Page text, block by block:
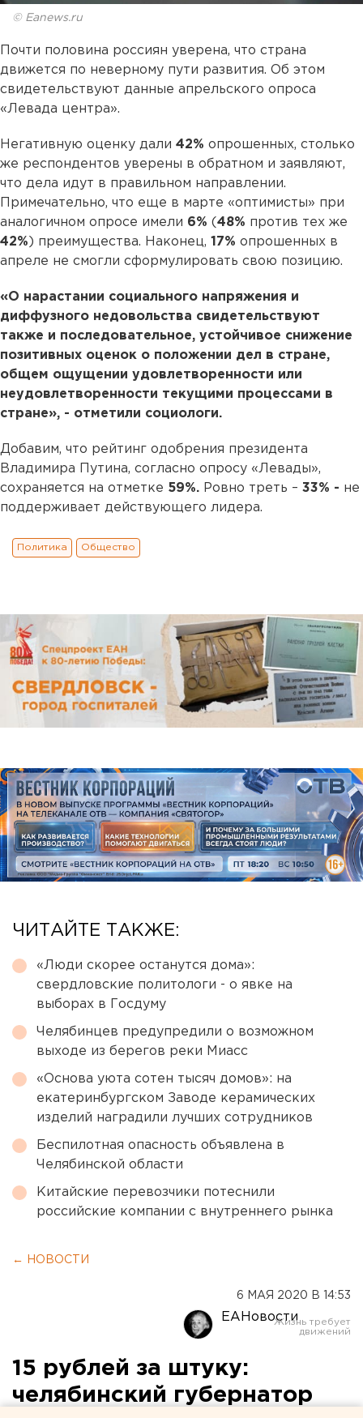
© Eanews.ru
Почти половина россиян уверена, что страна
движется по неверному пути развития. Об этом
свидетельствуют данные апрельского опроса
«Левада центра».
Негативную оценку дали 42% опрошенных, столько
же респондентов уверены в обратном и заявляют,
что дела идут в правильном направлении.
Примечательно, что еще в марте «оптимисты» при
аналогичном опросе имели 6% ( 48% против тех же
42% ) преимущества. Наконец, 17% опрошенных в
апреле не смогли сформулировать свою позицию.
«О нарастании социального напряжения и
диффузного недовольства свидетельствуют
также и последовательное, устойчивое снижение
позитивных оценок о положении дел в стране,
общем ощущении удовлетворенности или
неудовлетворенности текущими процессами в
стране», - отметили социологи.
Добавим, что рейтинг одобрения президента
Владимира Путина, согласно опросу «Левады»,
сохраняется на отметке 59%. Ровно треть – 33% - не
поддерживает действующего лидера.
Политика Общество
ЧИТАЙТЕ ТАКЖЕ:
«Люди скорее останутся дома»:
свердловские политологи - о явке на
выборах в Госдуму
Челябинцев предупредили о возможном
выходе из берегов реки Миасс
«Основа уюта сотен тысяч домов»: на
екатеринбургском Заводе керамических
изделий наградили лучших сотрудников
Беспилотная опасность объявлена в
Челябинской области
Китайские перевозчики потеснили
российские компании с внутреннего рынка
← НОВОСТИ
6 МАЯ 2020 В 14:53
ЕАНовости
15 рублей за штуку:
челябинский губернатор